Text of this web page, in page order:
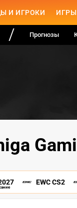
И ИГРОКИ ИГРЫ
Прогнозы
EWC CS2